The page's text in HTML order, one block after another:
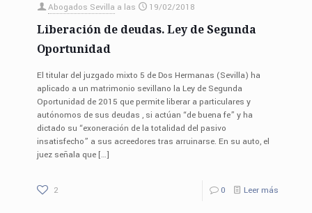
Abogados Sevilla a las 19/02/2018
Liberación de deudas. Ley de Segunda
Oportunidad
El titular del juzgado mixto 5 de Dos Hermanas (Sevilla) ha
aplicado a un matrimonio sevillano la Ley de Segunda
Oportunidad de 2015 que permite liberar a particulares y
autónomos de sus deudas , si actúan “de buena fe” y ha
dictado su “exoneración de la totalidad del pasivo
insatisfecho” a sus acreedores tras arruinarse. En su auto, el
juez señala que[…]
2 0 Leer más